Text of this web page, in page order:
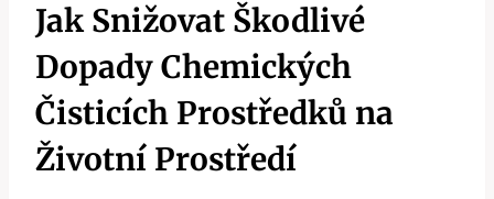
Jak Snižovat Škodlivé
Dopady Chemických
Čisticích Prostředků na
Životní Prostředí